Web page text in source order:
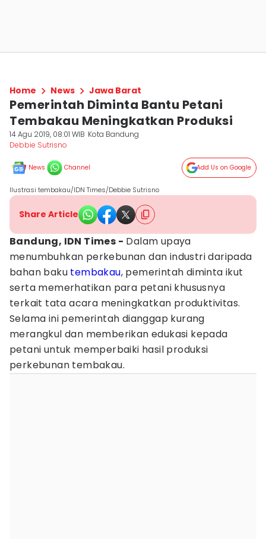
Home News Jawa Barat
Pemerintah Diminta Bantu Petani
Tembakau Meningkatkan Produksi
14 Agu 2019, 08:01 WIB Kota Bandung
Debbie Sutrisno
News Channel Add Us on Google
Ilustrasi tembakau/IDN Times/Debbie Sutrisno
Share Article
Bandung, IDN Times - Dalam upaya
menumbuhkan perkebunan dan industri daripada
bahan baku tembakau, pemerintah diminta ikut
serta memerhatikan para petani khususnya
terkait tata acara meningkatkan produktivitas.
Selama ini pemerintah dianggap kurang
merangkul dan memberikan edukasi kepada
petani untuk memperbaiki hasil produksi
perkebunan tembakau.